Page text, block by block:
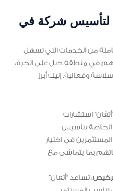
لتأسيس شركة في
من الخدمات التي تسهل
في منطقة جبل علي الحرة،
وفعالية. إليك أبرز
استشارات
الخاصة بتأسيس
في اختيار
بما يتماشى مع
: تساعد “أتقان”